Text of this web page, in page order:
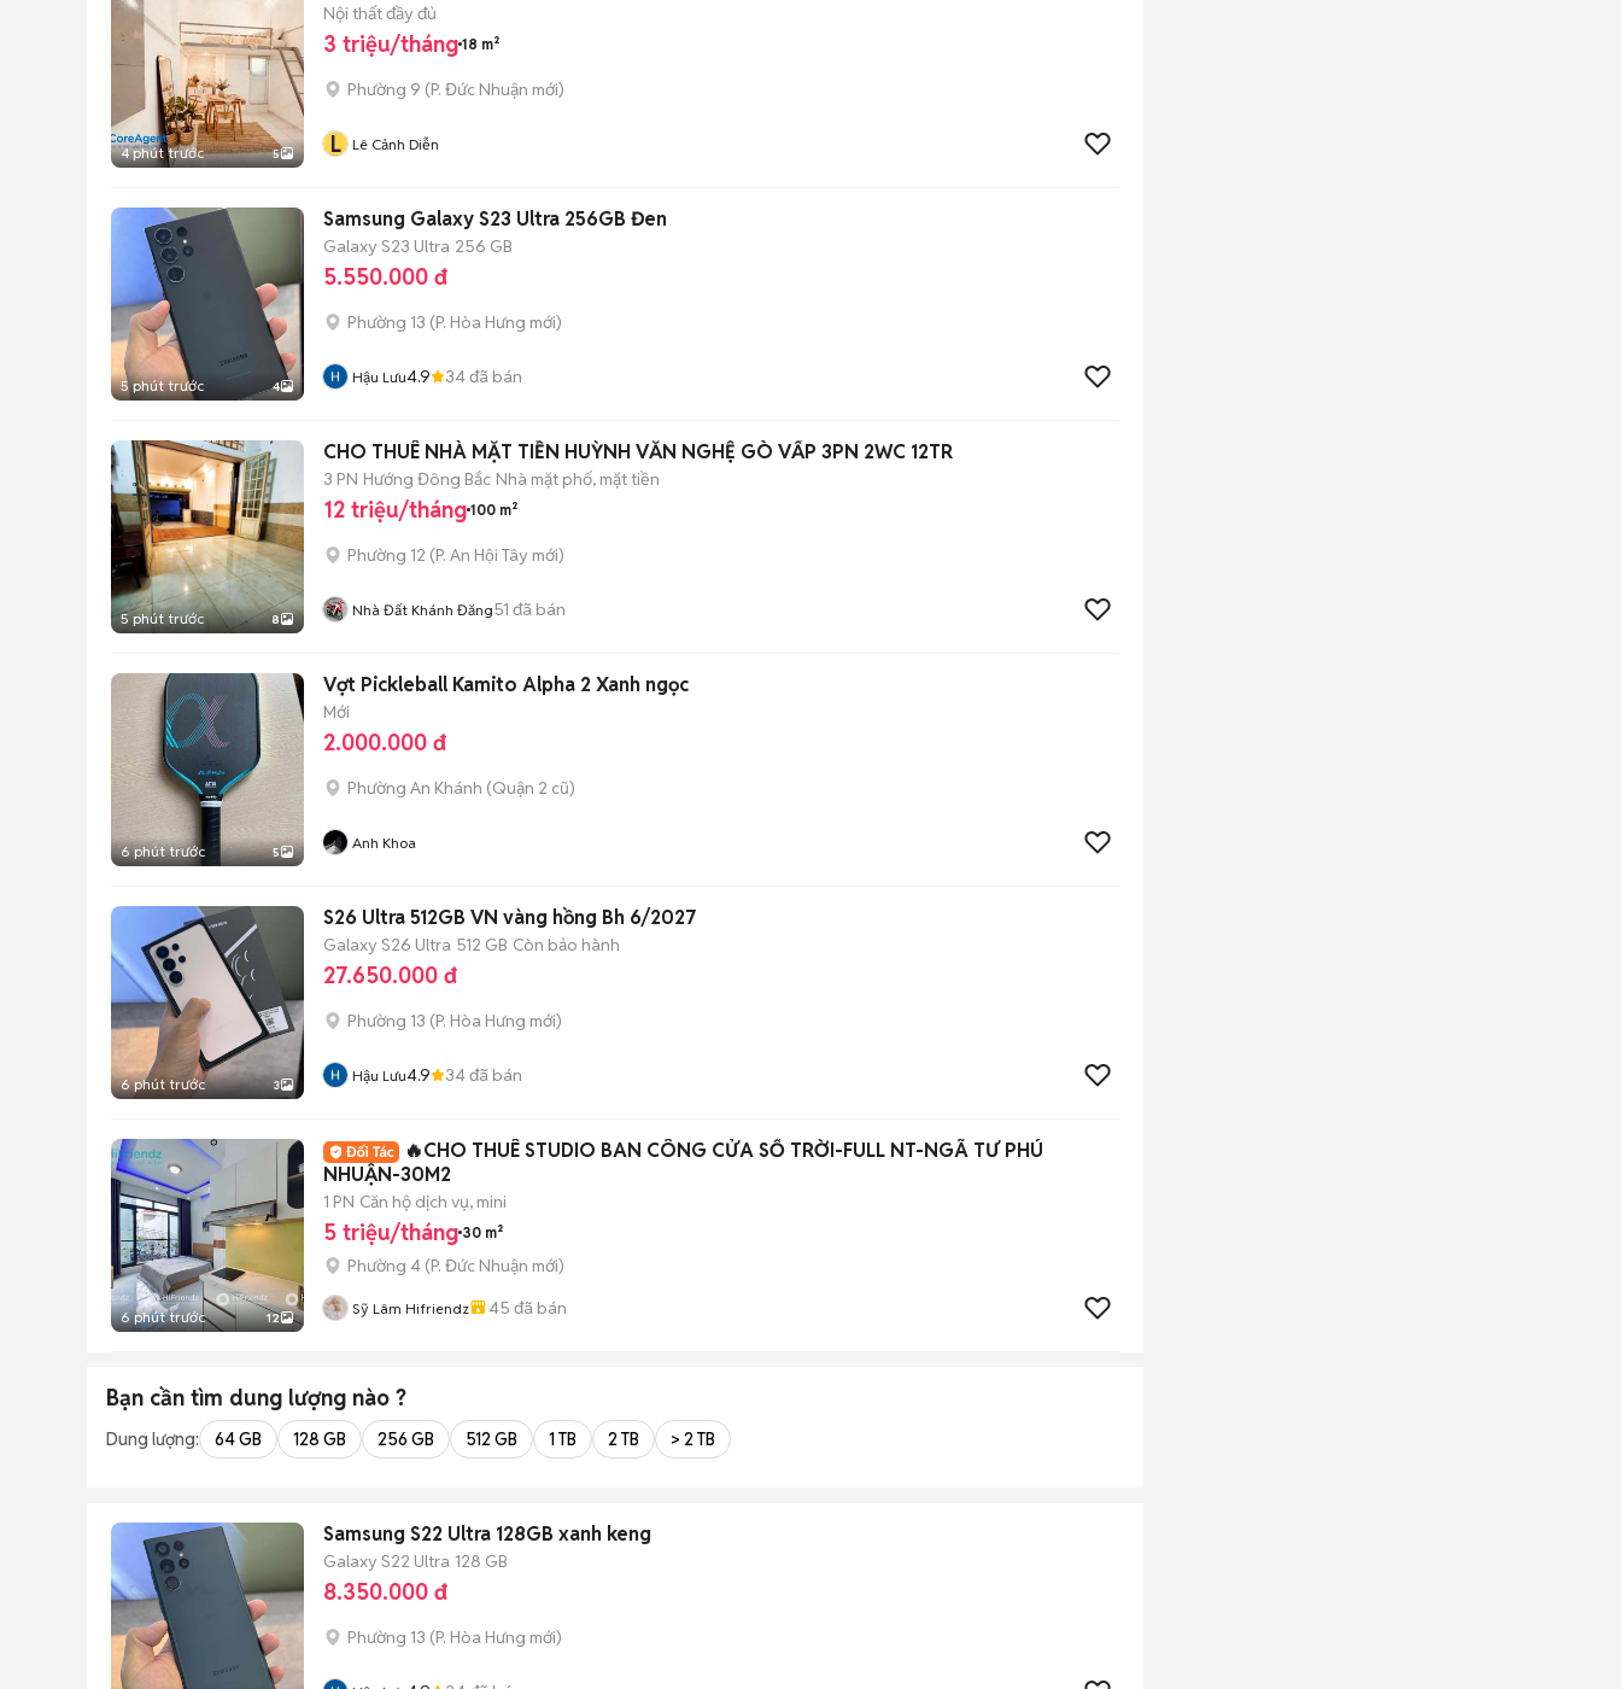
4 phút trước 5
Nội thất đầy đủ
3 triệu/tháng 18 m²
Phường 9 (P. Đức Nhuận mới)
L Lê Cảnh Diễn
5 phút trước 4
Samsung Galaxy S23 Ultra 256GB Đen
Galaxy S23 Ultra 256 GB
5.550.000 đ
Phường 13 (P. Hòa Hưng mới)
Hậu Lưu4.9 34đã bán
5 phút trước 8
CHO THUÊ NHÀ MẶT TIỀN HUỲNH VĂN NGHỆ GÒ VẤP 3PN 2WC 12TR
3 PN Hướng Đông Bắc Nhà mặt phố, mặt tiền
12 triệu/tháng 100 m²
Phường 12 (P. An Hội Tây mới)
Nhà Đất Khánh Đăng51 đã bán
6 phút trước 5
Vợt Pickleball Kamito Alpha 2 Xanh ngọc
Mới
2.000.000 đ
Phường An Khánh (Quận 2 cũ)
Anh Khoa
6 phút trước 3
S26 Ultra 512GB VN vàng hồng Bh 6/2027
Galaxy S26 Ultra 512 GB Còn bảo hành
27.650.000 đ
Phường 13 (P. Hòa Hưng mới)
Hậu Lưu4.9 34đã bán
6 phút trước 12
🔥CHO THUÊ STUDIO BAN CÔNG CỬA SỔ TRỜI-FULL NT-NGÃ TƯ PHÚ
NHUẬN-30M2
1 PN Căn hộ dịch vụ, mini
5 triệu/tháng 30 m²
Phường 4 (P. Đức Nhuận mới)
Sỹ Lâm Hifriendz 45 đã bán
Bạn cần tìm dung lượng nào ?
Dung lượng: 64 GB 128 GB 256 GB 512 GB 1 TB 2 TB > 2 TB
Samsung S22 Ultra 128GB xanh keng
Galaxy S22 Ultra 128 GB
8.350.000 đ
Phường 13 (P. Hòa Hưng mới)